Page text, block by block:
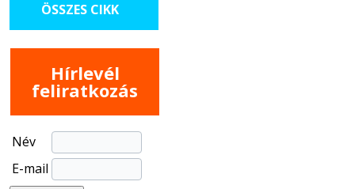
ÖSSZES CIKK
Hírlevél
feliratkozás
Név
E-mail